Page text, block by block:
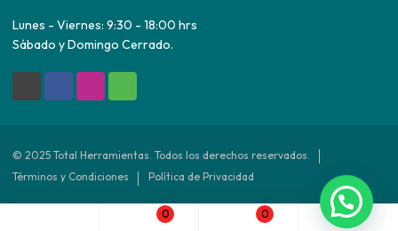
0 0
Lunes - Viernes: 9:30 - 18:00 hrs
Sábado y Domingo Cerrado.
© 2025 Total Herramientas. Todos los derechos reservados.
Términos y Condiciones
Política de Privacidad
Desarrollado porAgencia ED